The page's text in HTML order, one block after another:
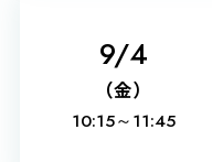
9/4
（金）
10:15～11:45